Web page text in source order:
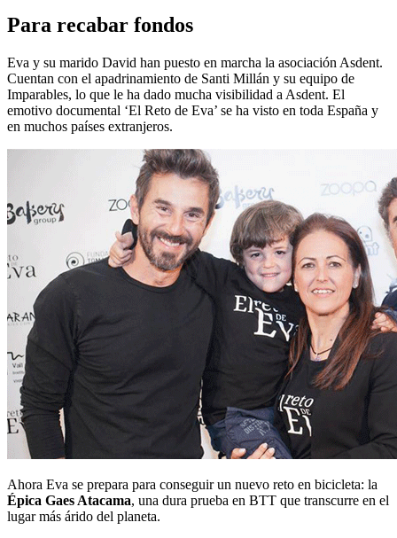
Para recabar fondos
Eva y su marido David han puesto en marcha la asociación Asdent.
Cuentan con el apadrinamiento de Santi Millán y su equipo de
Imparables, lo que le ha dado mucha visibilidad a Asdent. El
emotivo documental ‘El Reto de Eva’ se ha visto en toda España y
en muchos países extranjeros.
Ahora Eva se prepara para conseguir un nuevo reto en bicicleta: la
Épica Gaes Atacama, una dura prueba en BTT que transcurre en el
lugar más árido del planeta.